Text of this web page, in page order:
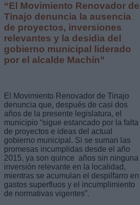
“El Movimiento Renovador de
Tinajo denuncia la ausencia
de proyectos, inversiones
relevantes y la desidia del
gobierno municipal liderado
por el alcalde Machín”
El Movimiento Renovador de Tinajo
denuncia que, después de casi dos
años de la presente legislatura, el
municipio “sigue estancado por la falta
de proyectos e ideas del actual
gobierno municipal. Si se suman las
promesas incumplidas desde el año
2015, ya son quince años sin ninguna
inversión relevante en la localidad,
mientras se acumulan el despilfarro en
gastos superfluos y el incumplimiento
de normativas vigentes”.